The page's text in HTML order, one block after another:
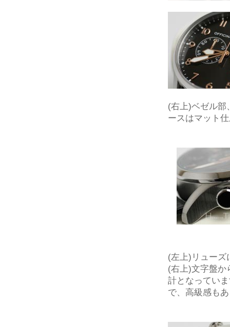
(右上)ベゼル部
ースはマット
(左上)リューズ
(右上)文字盤か
計となってい
で、高級感も